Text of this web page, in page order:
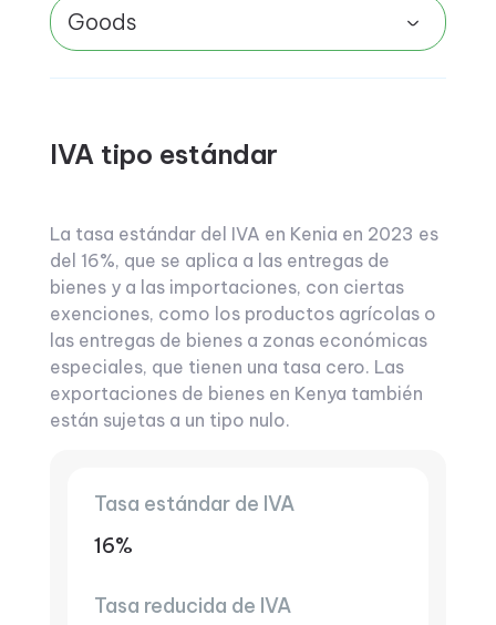
Goods
IVA tipo estándar
La tasa estándar del IVA en Kenia en 2023 es
del 16%, que se aplica a las entregas de
bienes y a las importaciones, con ciertas
exenciones, como los productos agrícolas o
las entregas de bienes a zonas económicas
especiales, que tienen una tasa cero. Las
exportaciones de bienes en Kenya también
están sujetas a un tipo nulo.
Tasa estándar de IVA
16%
Tasa reducida de IVA